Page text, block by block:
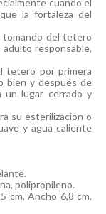
la fortaleza del
tomando del tetero
responsable,
tetero por primera
bien y después de
un lugar cerrado y
su esterilización o
y agua caliente
polipropileno.
cm, Ancho 6,8 cm,